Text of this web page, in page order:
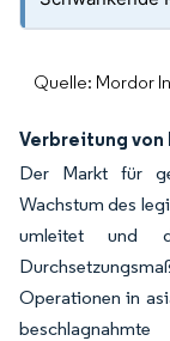
Quelle: Mordor
Verbreitung von
Der Markt für
Wachstum des
umleitet und
Operationen in